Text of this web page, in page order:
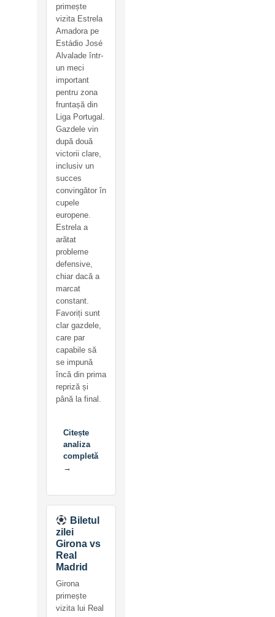
primește
vizita Estrela
Amadora pe
Estádio José
Alvalade într-
un meci
important
pentru zona
fruntașă din
Liga Portugal.
Gazdele vin
după două
victorii clare,
inclusiv un
succes
convingător în
cupele
europene.
Estrela a
arătat
probleme
defensive,
chiar dacă a
marcat
constant.
Favoriți sunt
clar gazdele,
care par
capabile să
se impună
încă din prima
repriză și
până la final.
Citește
analiza
completă
→
Biletul
zilei
Girona vs
Real
Madrid
Girona
primește
vizita lui Real